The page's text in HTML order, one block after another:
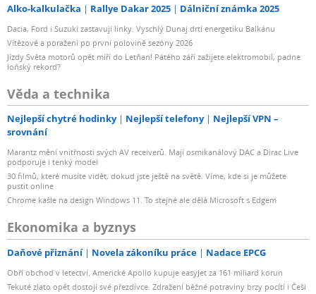
Alko-kalkulačka Rallye Dakar 2025 Dálniční známka 2025
Dacia, Ford i Suzuki zastavují linky. Vyschlý Dunaj drtí energetiku Balkánu
Vítězové a poražení po první polovině sezóny 2026
Jízdy Světa motorů opět míří do Letňan! Pátého září zažijete elektromobil, padne
loňský rekord?
Věda a technika
Nejlepší chytré hodinky Nejlepší telefony
Nejlepší VPN –
srovnání
Marantz mění vnitřnosti svých AV receiverů. Mají osmikanálový DAC a Dirac Live
podporuje i tenký model
30 filmů, které musíte vidět, dokud jste ještě na světě. Víme, kde si je můžete
pustit online
Chrome kašle na design Windows 11. To stejné ale dělá Microsoft s Edgem
Ekonomika a byznys
Daňové přiznání Novela zákoníku práce Nadace EPCG
Obří obchod v letectví. Americké Apollo kupuje easyJet za 161 miliard korun
Tekuté zlato opět dostojí své přezdívce. Zdražení běžné potraviny brzy pocítí i Češi